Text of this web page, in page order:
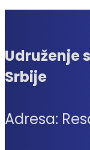
Udruženje
Srbije
Adresa: